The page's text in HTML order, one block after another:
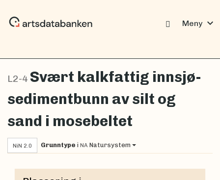
Meny expand_more
L2-4 Svært kalkfattig innsjø-
sedimentbunn av silt og
sand i mosebeltet
NiN 2.0 Grunntype i NA Natursystem